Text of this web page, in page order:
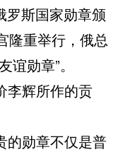
斯国家勋章颁
隆重举行，俄总
勋章”。
辉所作的贡
勋章不仅是普